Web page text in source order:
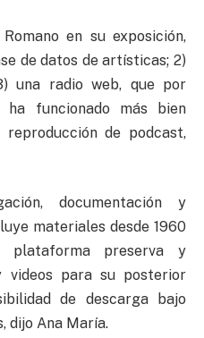
en su exposición,
de datos de artísticas; 2)
una radio web, que por
ha funcionado más bien
de podcast,
documentación y
materiales desde 1960
plataforma preserva y
videos para su posterior
de descarga bajo
dijo Ana María.